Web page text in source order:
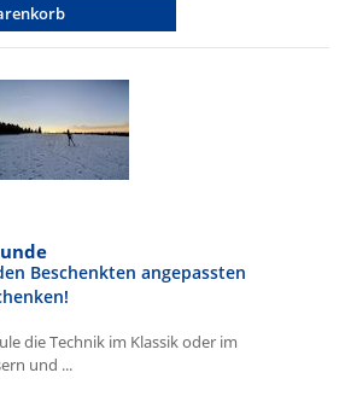
Beschenkten angepassten
die Technik im Klassik oder im
und ...